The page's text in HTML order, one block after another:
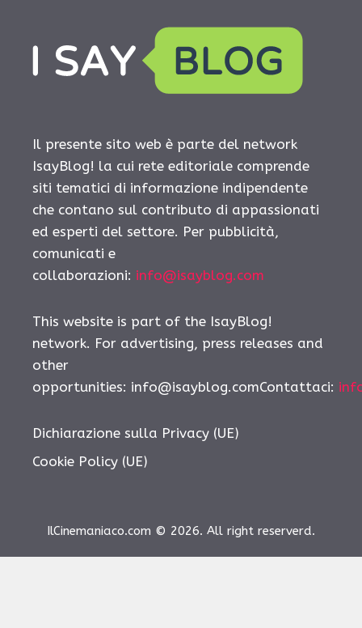
Il presente sito web è parte del network
IsayBlog! la cui rete editoriale comprende
siti tematici di informazione indipendente
che contano sul contributo di appassionati
ed esperti del settore. Per pubblicità,
comunicati e
collaborazioni: info@isayblog.com
This website is part of the IsayBlog!
network. For advertising, press releases and
other
opportunities: info@isayblog.comContattaci:
Dichiarazione sulla Privacy (UE)
Cookie Policy (UE)
IlCinemaniaco.com © 2026. All right reserverd.